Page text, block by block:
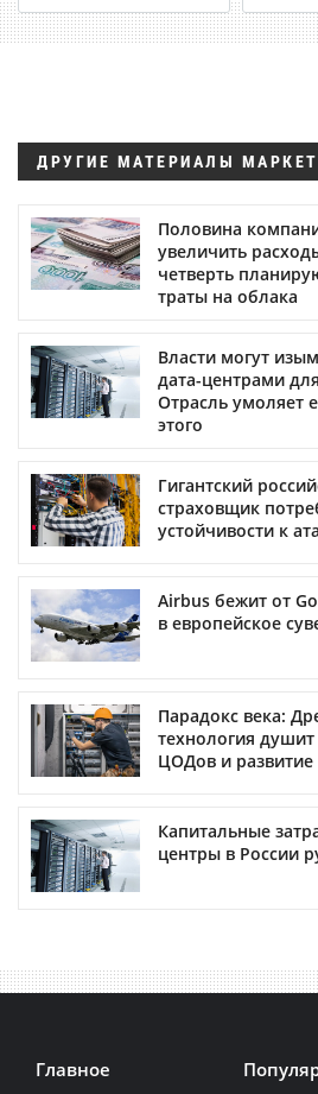
ДРУГИЕ МАТЕРИАЛЫ МАРКЕТ
Половина
увеличить
четверть
траты на облака
Власти могут
дата-центрами
Отрасль умоляет
этого
Гигантский
страховщик
устойчивости к
Airbus бежит от
в европейское
Парадокс века:
технология душит
ЦОДов и
Капитальные
центры в России
Главное